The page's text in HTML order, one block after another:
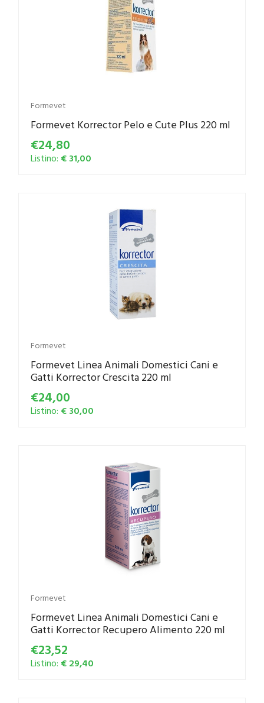
Formevet
Formevet Korrector Pelo e Cute Plus 220 ml
€24,80
Listino: € 31,00
Formevet
Formevet Linea Animali Domestici Cani e
Gatti Korrector Crescita 220 ml
€24,00
Listino: € 30,00
Formevet
Formevet Linea Animali Domestici Cani e
Gatti Korrector Recupero Alimento 220 ml
€23,52
Listino: € 29,40